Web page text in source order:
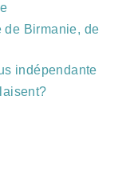
de Birmanie, de
indépendante